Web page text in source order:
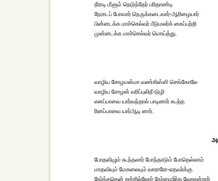
நீராடி மீளும் நெடுந்தேர் பரிதாண்டி
நேராடப் போவார் நெருக்கடைவார்-ஆரிழையார்
பின்னடக்க மாச்செல்வர் பீடுமலர்க் கைப்பற்றி
முன்னடக்க மாச்செல்வர் மொய்த்து.
வாழிய சோழமன்மா வண்கிள்ளி செங்கோலே
வாழிய சோழன் வரிப்புலிநீ-டுழி
எனப்பாவை யார்வந்தால் பாடினார் கூத்த
ரினப்பாவை யார்ஆடி னார்.
போதவிழும் கூந்தலார் போந்தாடும் போதெல்லாம்
மாதவியும் மேகலையும் வாராரோ-ஏதவர்க்கு
நேர்ந்ததென் றார்சில்லோர் நேர்மைஇது வோஎன்றார்